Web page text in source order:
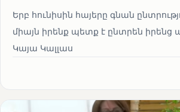
Երբ հունիսին հայերը գնան
միայն իրենք պետք է ընտրեն
Կայա Կալլաս